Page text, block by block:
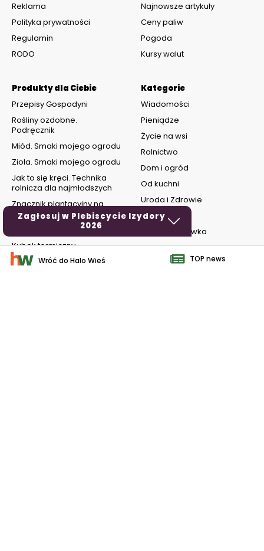
Zagłosuj w Plebiscycie Izydory
2026
Reklama
Polityka prywatności
Regulamin
RODO
Kategorie
Wiadomości
Pieniądze
Życie na wsi
Rolnictwo
Dom i ogród
Od kuchni
Uroda i Zdrowie
MOTO
Hobby i rozrywka
Produkty dla Ciebie
Przepisy Gospodyni
Rośliny ozdobne.
Podręcznik
Miód. Smaki mojego ogrodu
Zioła. Smaki mojego ogrodu
Jak to się kręci. Technika
rolnicza dla najmłodszych
Znacznik plantacyjny na
grządki
Zabawki dla dzieci
Kubek termiczny
Najnowsze artykuły
Ceny paliw
Pogoda
Kursy walut
Wróć do Halo Wieś TOP news